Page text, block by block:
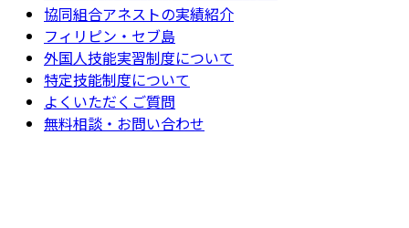
協同組合アネストの実績紹介
フィリピン・セブ島
外国人技能実習制度について
特定技能制度について
よくいただくご質問
無料相談・お問い合わせ